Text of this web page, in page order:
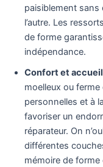
paisiblement sans
l’autre. Les
de forme
indépendance.
Confort et accueil
moelleux ou
personnelles et à
favoriser un
réparateur. On
différentes
mémoire de forme